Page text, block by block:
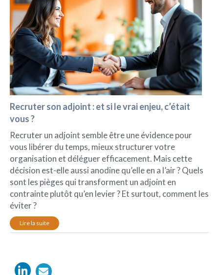
Recruter son adjoint : et si le vrai enjeu, c’était
vous ?
Recruter un adjoint semble être une évidence pour
vous libérer du temps, mieux structurer votre
organisation et déléguer efficacement. Mais cette
décision est-elle aussi anodine qu’elle en a l’air ? Quels
sont les pièges qui transforment un adjoint en
contrainte plutôt qu’en levier ? Et surtout, comment les
éviter ?
Lire la suite